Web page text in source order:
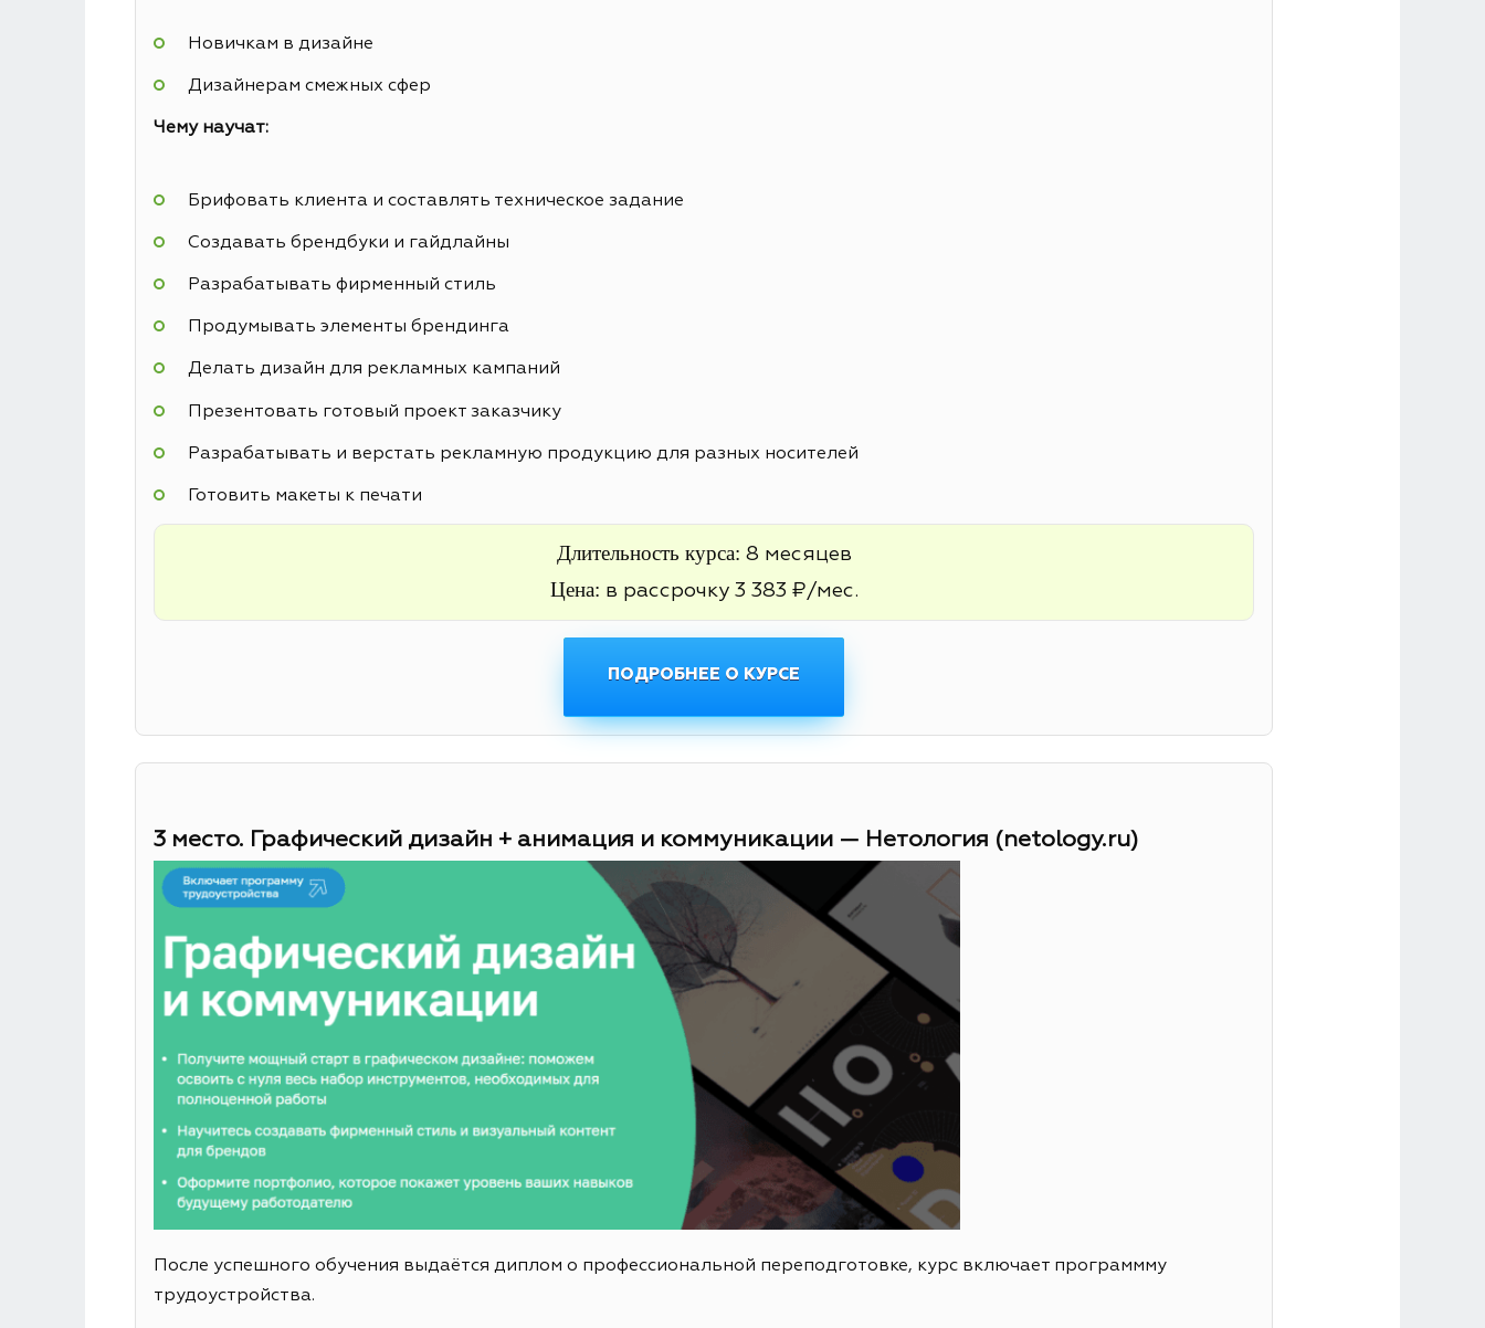
Новичкам в дизайне
Дизайнерам смежных сфер
Чему научат:
Брифовать клиента и составлять техническое задание
Создавать брендбуки и гайдлайны
Разрабатывать фирменный стиль
Продумывать элементы брендинга
Делать дизайн для рекламных кампаний
Презентовать готовый проект заказчику
Разрабатывать и верстать рекламную продукцию для разных носителей
Готовить макеты к печати
Длительность курса: 8 месяцев
Цена: в рассрочку 3 383 ₽/мес.
ПОДРОБНЕЕ О КУРСЕ
3 место. Графический дизайн + анимация и коммуникации — Нетология (netology.ru)
После успешного обучения выдаётся диплом о профессиональной переподготовке, курс включает программму
трудоустройства.